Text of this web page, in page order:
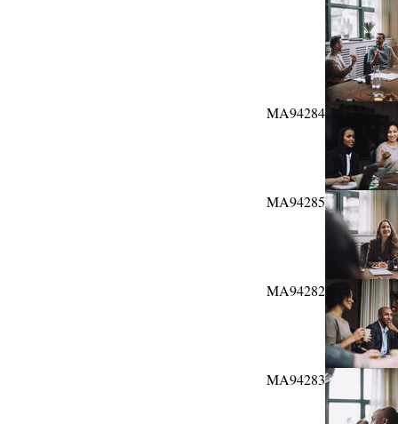
MA94284
MA94285
MA94282
MA94283